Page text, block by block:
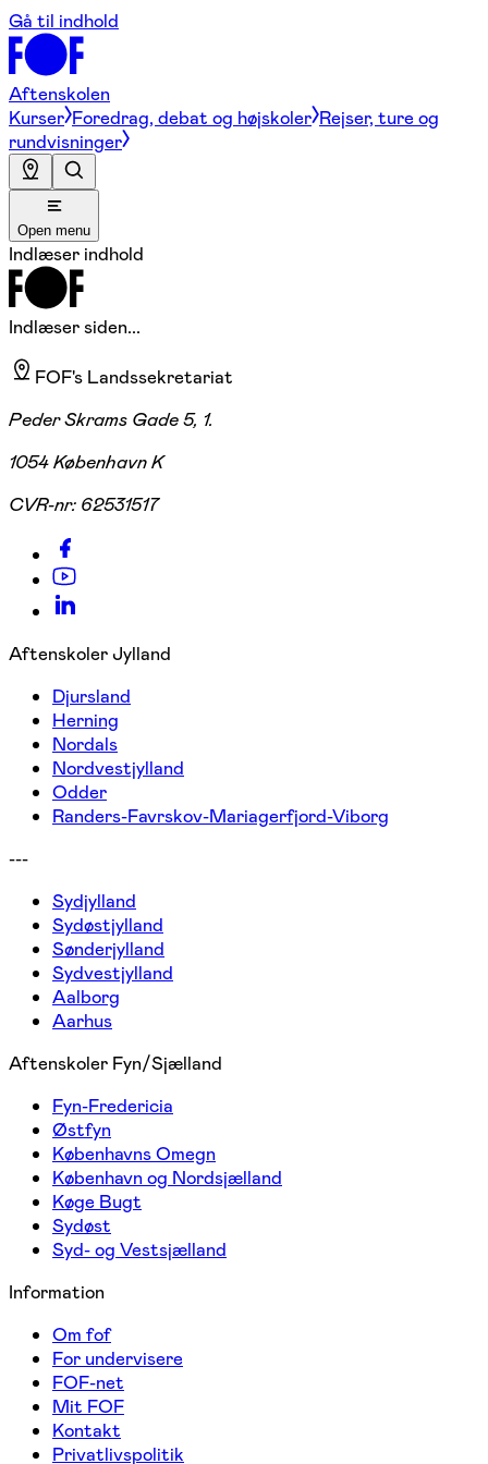
Gå til indhold
Aftenskolen
Kurser Foredrag, debat og højskoler Rejser, ture og
rundvisninger
Open menu
Indlæser indhold
Indlæser siden...
FOF's Landssekretariat
Peder Skrams Gade 5, 1.
1054 København K
CVR-nr: 62531517
Aftenskoler Jylland
Djursland
Herning
Nordals
Nordvestjylland
Odder
Randers-Favrskov-Mariagerfjord-Viborg
---
Sydjylland
Sydøstjylland
Sønderjylland
Sydvestjylland
Aalborg
Aarhus
Aftenskoler Fyn/Sjælland
Fyn-Fredericia
Østfyn
Københavns Omegn
København og Nordsjælland
Køge Bugt
Sydøst
Syd- og Vestsjælland
Information
Om fof
For undervisere
FOF-net
Mit FOF
Kontakt
Privatlivspolitik